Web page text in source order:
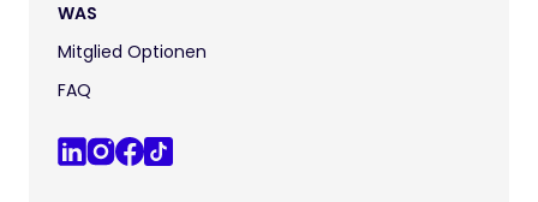
WAS
Mitglied Optionen
FAQ